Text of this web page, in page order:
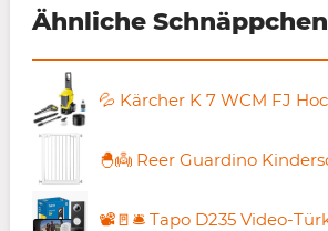
Ähnliche Schnäppchen